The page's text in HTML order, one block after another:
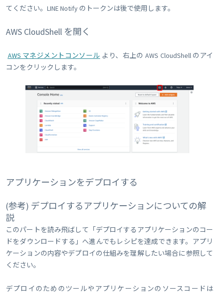
てください。LINE Notify のトークンは後で使用します。
AWS CloudShell を開く
AWS マネジメントコンソール より、右上の AWS CloudShell のアイ
コンをクリックします。
アプリケーションをデプロイする
(参考) デプロイするアプリケーションについての解
説
このパートを読み飛ばして「デプロイするアプリケーションのコー
ドをダウンロードする」へ進んでもレシピを達成できます。アプリ
ケーションの内容やデプロイの仕組みを理解したい場合に参照して
ください。
デプロイのためのツールやアプリケーションのソースコードは